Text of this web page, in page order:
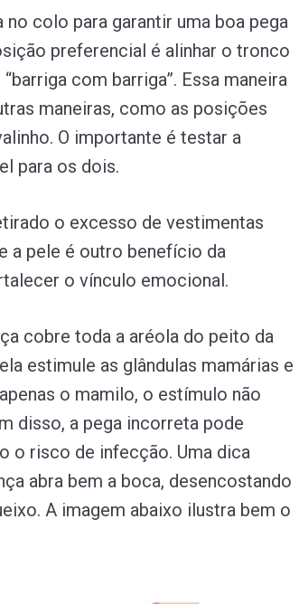
colo para garantir uma boa pega
preferencial é alinhar o tronco
com barriga”. Essa maneira
maneiras, como as posições
O importante é testar a
para os dois.
o excesso de vestimentas
a pele é outro benefício da
o vínculo emocional.
cobre toda a aréola do peito da
estimule as glândulas mamárias e
o mamilo, o estímulo não
disso, a pega incorreta pode
o risco de infecção. Uma dica
abra bem a boca, desencostando
A imagem abaixo ilustra bem o